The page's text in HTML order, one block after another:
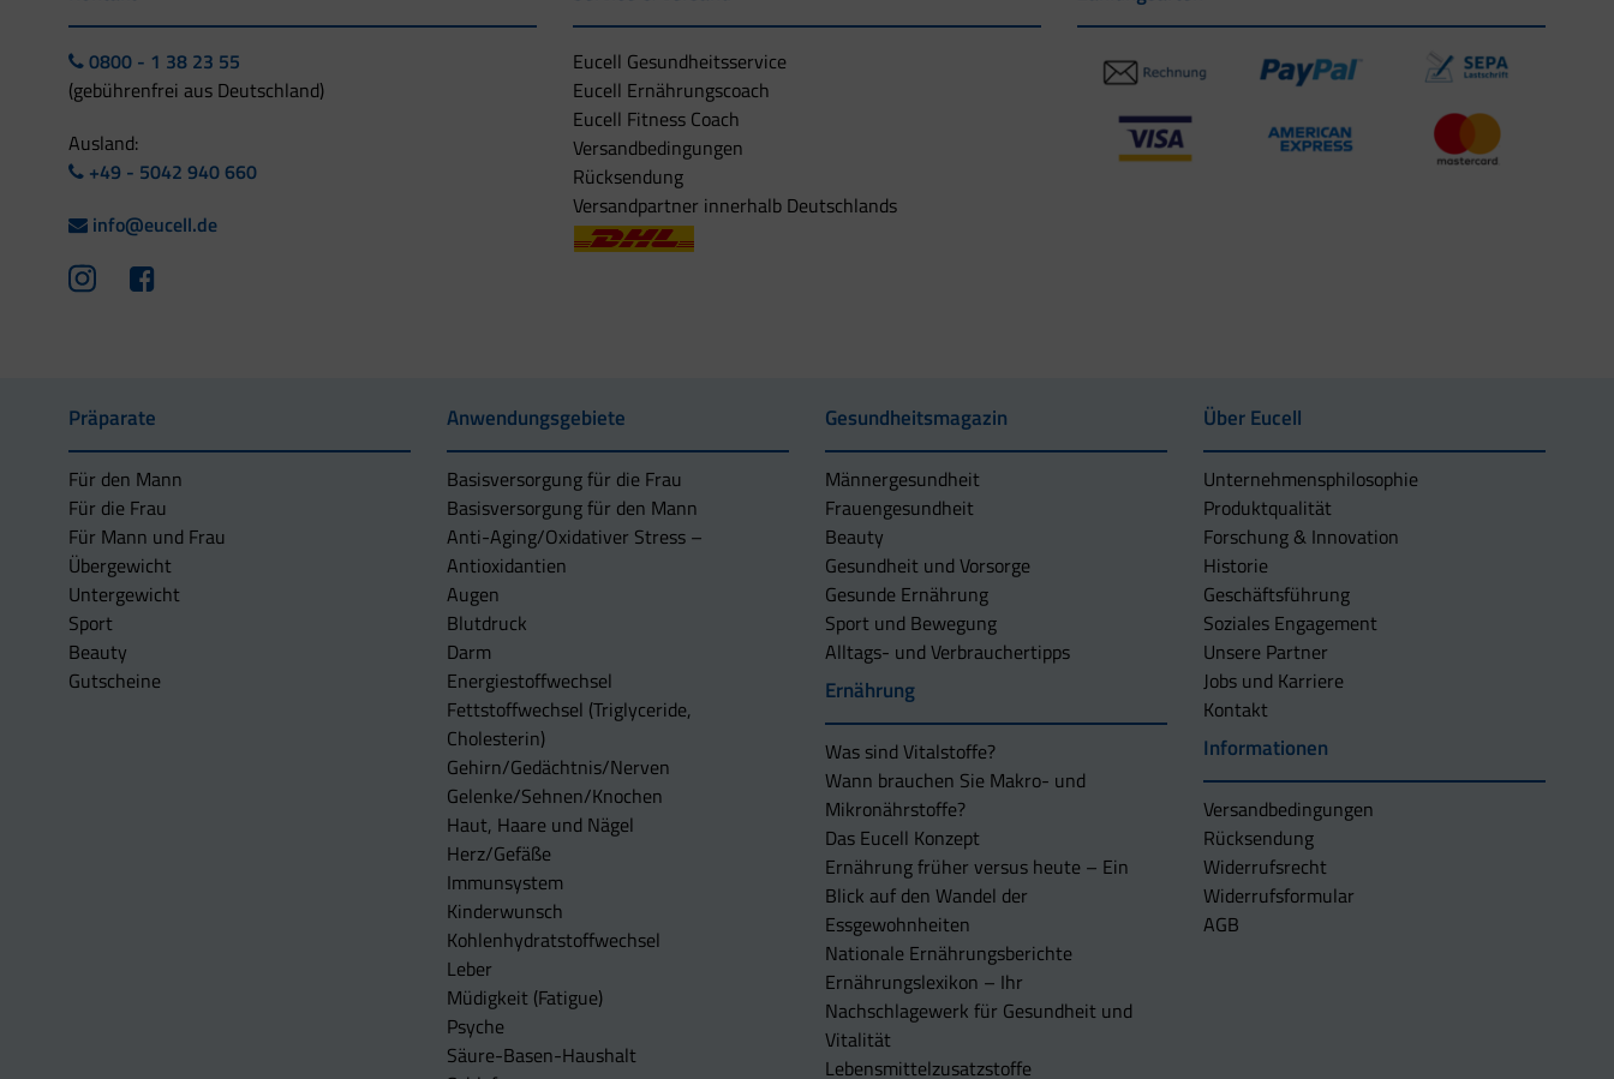
0800 - 1 38 23 55
(gebührenfrei aus Deutschland)
Ausland:
+49 - 5042 940 660
info@eucell.de
Eucell Gesundheitsservice
Eucell Ernährungscoach
Eucell Fitness Coach
Versandbedingungen
Rücksendung
Versandpartner innerhalb Deutschlands
Präparate
Für den Mann
Für die Frau
Für Mann und Frau
Übergewicht
Untergewicht
Sport
Beauty
Gutscheine
Anwendungsgebiete
Basisversorgung für die Frau
Basisversorgung für den Mann
Anti-Aging/Oxidativer Stress –
Antioxidantien
Augen
Blutdruck
Darm
Energiestoffwechsel
Fettstoffwechsel (Triglyceride,
Cholesterin)
Gehirn/Gedächtnis/Nerven
Gelenke/Sehnen/Knochen
Haut, Haare und Nägel
Herz/Gefäße
Immunsystem
Kinderwunsch
Kohlenhydratstoffwechsel
Leber
Müdigkeit (Fatigue)
Psyche
Säure-Basen-Haushalt
Gesundheitsmagazin
Männergesundheit
Frauengesundheit
Beauty
Gesundheit und Vorsorge
Gesunde Ernährung
Sport und Bewegung
Alltags- und Verbrauchertipps
Ernährung
Was sind Vitalstoffe?
Wann brauchen Sie Makro- und
Mikronährstoffe?
Das Eucell Konzept
Ernährung früher versus heute – Ein
Blick auf den Wandel der
Essgewohnheiten
Nationale Ernährungsberichte
Ernährungslexikon – Ihr
Nachschlagewerk für Gesundheit und
Vitalität
Lebensmittelzusatzstoffe
Über Eucell
Unternehmens­philosophie
Produktqualität
Forschung & Innovation
Historie
Geschäftsführung
Soziales Engagement
Unsere Partner
Jobs und Karriere
Kontakt
Informationen
Versandbedingungen
Rücksendung
Widerrufsrecht
Widerrufsformular
AGB